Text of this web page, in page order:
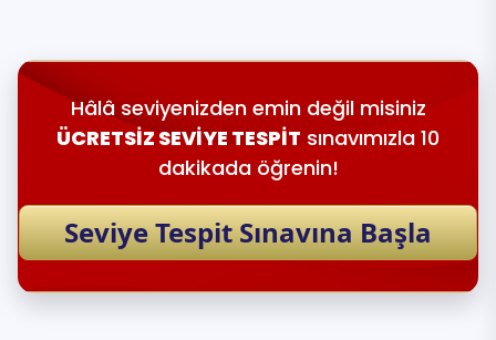
Hâlâ seviyenizden emin değil misiniz
ÜCRETSİZ SEVİYE TESPİT sınavımızla 10
dakikada öğrenin!
Seviye Tespit Sınavına Başla